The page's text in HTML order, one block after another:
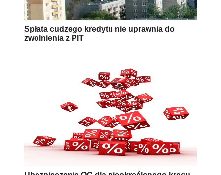
Spłata cudzego kredytu nie uprawnia do
zwolnienia z PIT